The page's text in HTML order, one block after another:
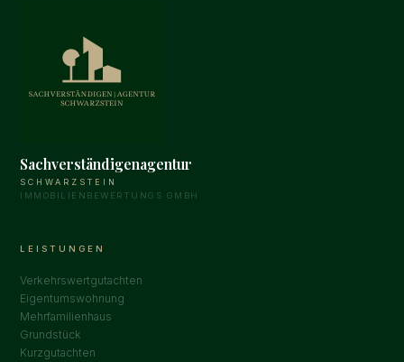
Sachverständigenagentur
SCHWARZSTEIN
IMMOBILIENBEWERTUNGS GMBH
LEISTUNGEN
Verkehrswertgutachten
Eigentumswohnung
Mehrfamilienhaus
Grundstück
Kurzgutachten